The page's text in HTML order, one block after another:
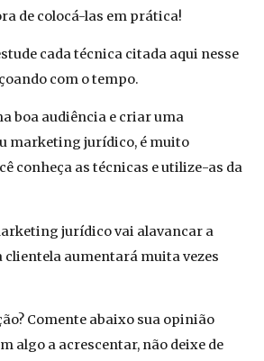
de colocá-las em prática!
cada técnica citada aqui nesse
com o tempo.
boa audiência e criar uma
marketing jurídico, é muito
conheça as técnicas e utilize-as da
jurídico vai alavancar a
clientela aumentará muita vezes
Comente abaixo sua opinião
algo a acrescentar, não deixe de